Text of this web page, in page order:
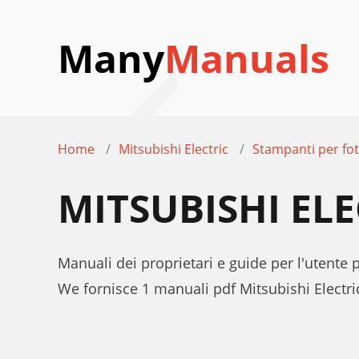
ManyManuals
Home Mitsubishi Electric Stampanti per
MITSUBISHI
Manuali dei proprietari e guide per l'utente
We fornisce 1 manuali pdf Mitsubishi